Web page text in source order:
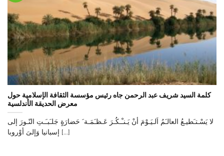
كلمة السيد شريف عبد الرحمن جاه رئيس مؤسسة الثقافة الإسلامية حول
معرض الحديقة الأندلسية
لا يَسْـتـَطيـعُ العالـَمُ اَلـيَـوْمَ أنْ يَـنـْـكُـرَ عَـظـَمَـة َ حَضارَةٍ جَلـَبـَـتِ النّـورَ إلى
إسبانيا وَإلىَ أوْروبا [...]